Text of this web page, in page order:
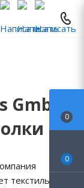
текстиль.
0
0